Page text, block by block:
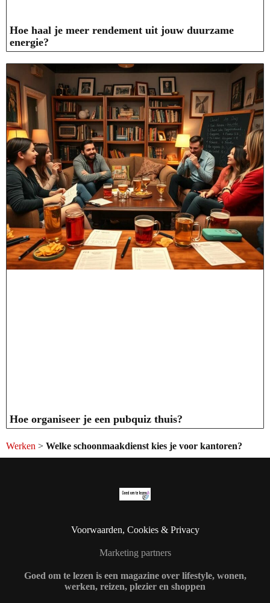
Hoe haal je meer rendement uit jouw duurzame
energie?
Hoe organiseer je een pubquiz thuis?
Werken > Welke schoonmaakdienst kies je voor kantoren?
Voorwaarden, Cookies & Privacy
Marketing partners
Goed om te lezen is een magazine over lifestyle, wonen,
werken, reizen, plezier en shoppen